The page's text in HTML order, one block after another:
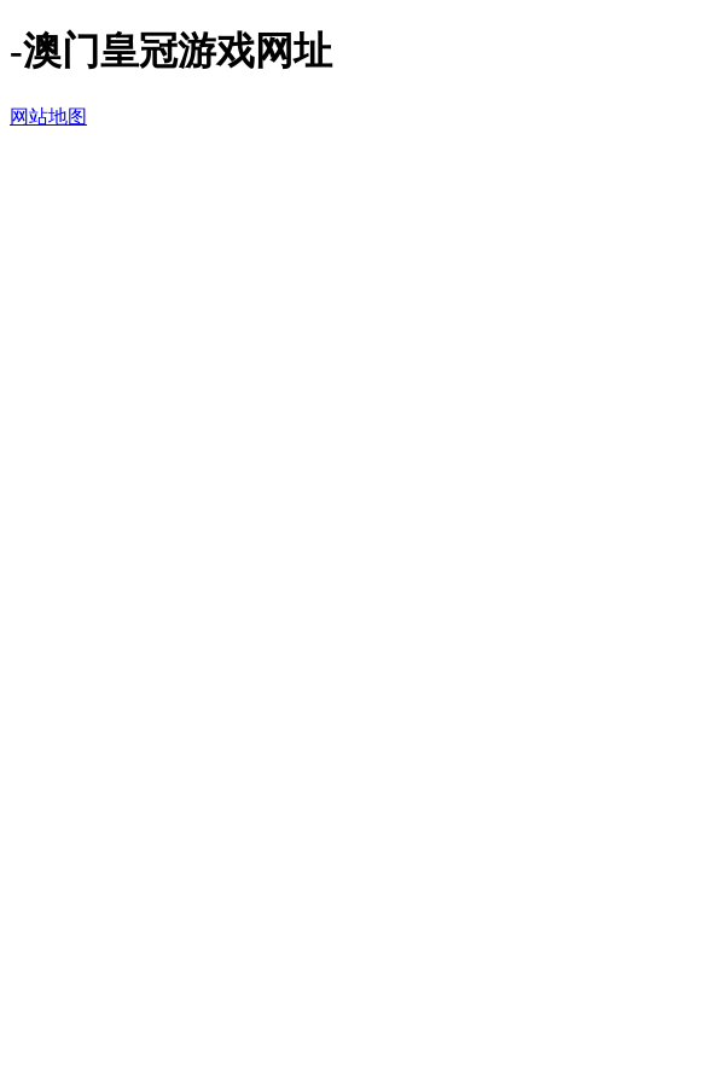
-澳门皇冠游戏网址
网站地图